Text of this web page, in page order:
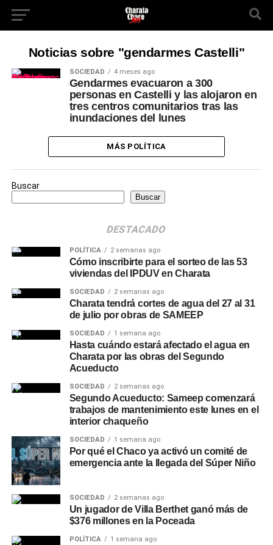
Noticias sobre "gendarmes Castelli"
SOCIEDAD 4 meses ago
Gendarmes evacuaron a 300
personas en Castelli y las alojaron en
tres centros comunitarios tras las
inundaciones del lunes
MÁS POLÍTICA
Buscar
Buscar
DESTACADO
POLÍTICA 2 semanas ago
Cómo inscribirte para el sorteo de las 53
viviendas del IPDUV en Charata
SOCIEDAD 2 semanas ago
Charata tendrá cortes de agua del 27 al 31
de julio por obras de SAMEEP
SOCIEDAD 1 semana ago
Hasta cuándo estará afectado el agua en
Charata por las obras del Segundo
Acueducto
SOCIEDAD 2 semanas ago
Segundo Acueducto: Sameep comenzará
trabajos de mantenimiento este lunes en el
interior chaqueño
SOCIEDAD 1 semana ago
Por qué el Chaco ya activó un comité de
emergencia ante la llegada del Súper Niño
SOCIEDAD 2 semanas ago
Un jugador de Villa Berthet ganó más de
$376 millones en la Poceada
POLÍTICA 1 semana ago